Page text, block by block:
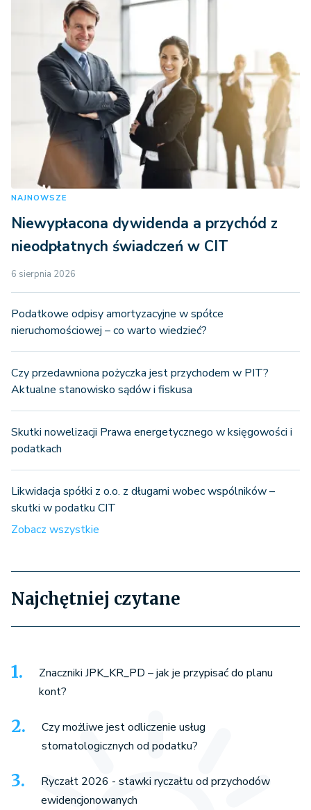
NAJNOWSZE
Niewypłacona dywidenda a przychód z
nieodpłatnych świadczeń w CIT
6 sierpnia 2026
Podatkowe odpisy amortyzacyjne w spółce
nieruchomościowej – co warto wiedzieć?
Czy przedawniona pożyczka jest przychodem w PIT?
Aktualne stanowisko sądów i fiskusa
Skutki nowelizacji Prawa energetycznego w księgowości i
podatkach
Likwidacja spółki z o.o. z długami wobec wspólników –
skutki w podatku CIT
Zobacz wszystkie
Najchętniej czytane
Znaczniki JPK_KR_PD – jak je przypisać do planu
kont?
Czy możliwe jest odliczenie usług
stomatologicznych od podatku?
Ryczałt 2026 - stawki ryczałtu od przychodów
ewidencjonowanych